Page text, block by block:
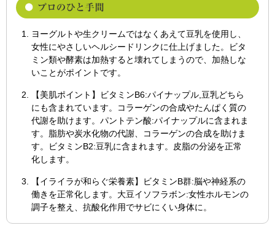
ヨーグルトや生クリームではなくあえて豆乳を使用し、
女性にやさしいヘルシードリンクに仕上げました。ビタ
ミン類や酵素は加熱すると壊れてしまうので、加熱しな
いことがポイントです。
【美肌ポイント】ビタミンB6:パイナップル,豆乳どちら
にも含まれています。コラーゲンの合成やたんぱく質の
代謝を助けます。パントテン酸:パイナップルに含まれま
す。脂肪や炭水化物の代謝、コラーゲンの合成を助けま
す。ビタミンB2:豆乳に含まれます。皮脂の分泌を正常
化します。
【イライラが和らぐ栄養素】ビタミンB群:脳や神経系の
働きを正常化します。大豆イソフラボン:女性ホルモンの
調子を整え、抗酸化作用でサビにくい身体に。